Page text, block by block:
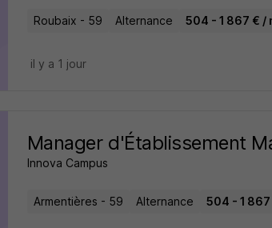
Roubaix - 59 Alternance 504 - 1 867 € /
il y a 1 jour
Manager d'Établissement
Innova Campus
Armentières - 59 Alternance 504 - 1 867